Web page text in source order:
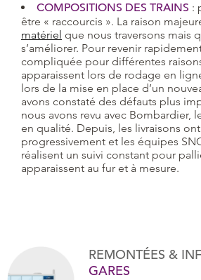
COMPOSITIONS DES TRAINS :
être « raccourcis ». La raison
matériel que nous traversons mais
s’améliorer. Pour revenir
compliquée pour différentes
apparaissent lors de rodage en
lors de la mise en place d’un
avons constaté des défauts plus
nous avons revu avec Bombardier,
en qualité. Depuis, les livraisons
progressivement et les équipes
réalisent un suivi constant pour
apparaissent au fur et à mesure.
REMONTÉES &
GARES